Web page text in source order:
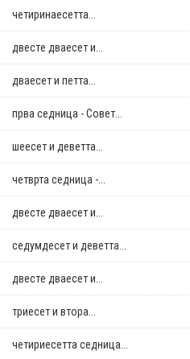
четиринаесетта...
двестe дваесет и...
дваесет и петта...
прва седница - Совет...
шеесет и деветта...
четврта седница -...
двестe дваесет и...
седумдесет и деветта...
двестe дваесет и...
триесет и втора...
четириесетта седница...